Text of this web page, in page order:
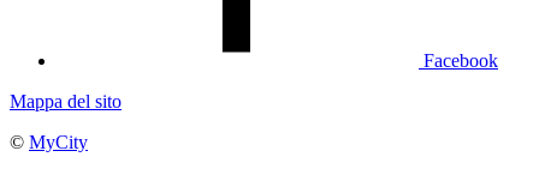
Facebook
Mappa del sito
© MyCity